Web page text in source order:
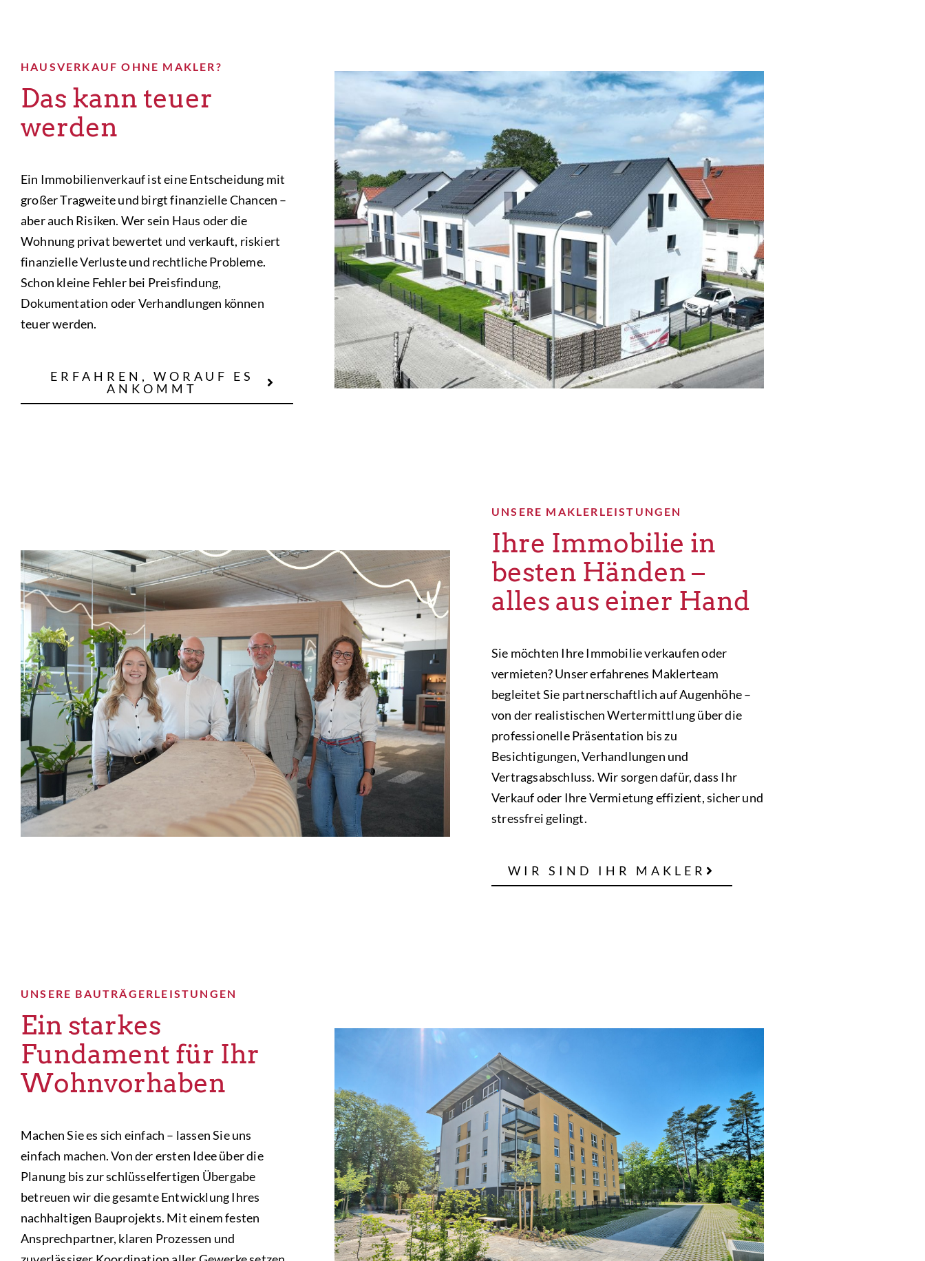
HAUSVERKAUF OHNE MAKLER?
Das kann teuer
werden
Ein Immobilienverkauf ist eine Entscheidung mit
großer Tragweite und birgt finanzielle Chancen –
aber auch Risiken. Wer sein Haus oder die
Wohnung privat bewertet und verkauft, riskiert
finanzielle Verluste und rechtliche Probleme.
Schon kleine Fehler bei Preisfindung,
Dokumentation oder Verhandlungen können
teuer werden.
ERFAHREN, WORAUF ES
ANKOMMT
UNSERE MAKLERLEISTUNGEN
Ihre Immobilie in
besten Händen –
alles aus einer Hand
Sie möchten Ihre Immobilie verkaufen oder
vermieten? Unser erfahrenes Maklerteam
begleitet Sie partnerschaftlich auf Augenhöhe –
von der realistischen Wertermittlung über die
professionelle Präsentation bis zu
Besichtigungen, Verhandlungen und
Vertragsabschluss. Wir sorgen dafür, dass Ihr
Verkauf oder Ihre Vermietung effizient, sicher und
stressfrei gelingt.
WIR SIND IHR MAKLER
UNSERE BAUTRÄGERLEISTUNGEN
Ein starkes
Fundament für Ihr
Wohnvorhaben
Machen Sie es sich einfach – lassen Sie uns
einfach machen. Von der ersten Idee über die
Planung bis zur schlüsselfertigen Übergabe
betreuen wir die gesamte Entwicklung Ihres
nachhaltigen Bauprojekts. Mit einem festen
Ansprechpartner, klaren Prozessen und